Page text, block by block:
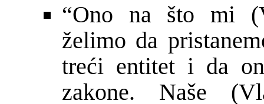
“Ono na što mi
želimo da
treći entitet i da
zakone. Naše